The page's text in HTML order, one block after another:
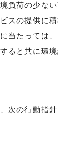
負荷の少な
スの提供に
当たっては
ると共に環
次の行動指